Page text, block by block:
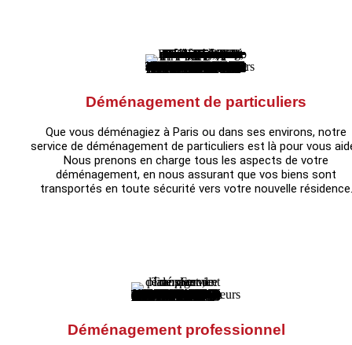
Déménagement de particuliers
Que vous déménagiez à Paris ou dans ses environs, notre
service de déménagement de particuliers est là pour vous
Nous prenons en charge tous les aspects de votre
déménagement, en nous assurant que vos biens sont
transportés en toute sécurité vers votre nouvelle résidence.
Déménagement professionnel